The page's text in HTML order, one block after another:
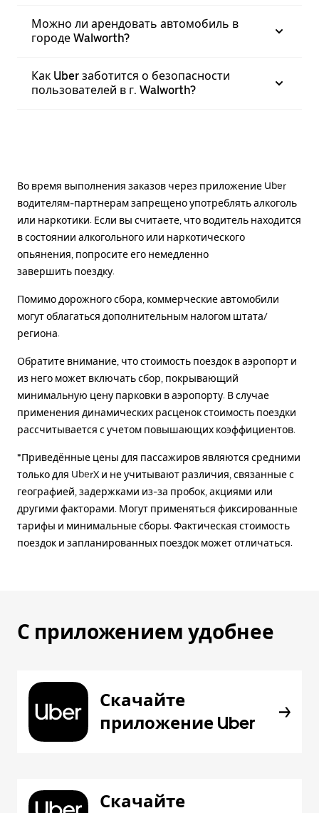
Можно ли арендовать автомобиль в
городе Walworth?
Как Uber заботится о безопасности
пользователей в г. Walworth?
Во время выполнения заказов через приложение Uber
водителям-партнерам запрещено употреблять алкоголь
или наркотики. Если вы считаете, что водитель находится
в состоянии алкогольного или наркотического
опьянения, попросите его немедленно
завершить поездку.
Помимо дорожного сбора, коммерческие автомобили
могут облагаться дополнительным налогом штата/
региона.
Обратите внимание, что стоимость поездок в аэропорт и
из него может включать сбор, покрывающий
минимальную цену парковки в аэропорту. В случае
применения динамических расценок стоимость поездки
рассчитывается с учетом повышающих коэффициентов.
*Приведённые цены для пассажиров являются средними
только для UberX и не учитывают различия, связанные с
географией, задержками из-за пробок, акциями или
другими факторами. Могут применяться фиксированные
тарифы и минимальные сборы. Фактическая стоимость
поездок и запланированных поездок может отличаться.
С приложением удобнее
Скачайте
приложение Uber
Скачайте